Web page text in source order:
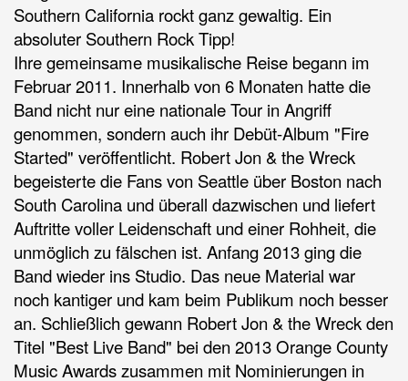
Southern California rockt ganz gewaltig. Ein
absoluter Southern Rock Tipp!
Ihre gemeinsame musikalische Reise begann im
Februar 2011. Innerhalb von 6 Monaten hatte die
Band nicht nur eine nationale Tour in Angriff
genommen, sondern auch ihr Debüt-Album "Fire
Started" veröffentlicht. Robert Jon & the Wreck
begeisterte die Fans von Seattle über Boston nach
South Carolina und überall dazwischen und liefert
Auftritte voller Leidenschaft und einer Rohheit, die
unmöglich zu fälschen ist. Anfang 2013 ging die
Band wieder ins Studio. Das neue Material war
noch kantiger und kam beim Publikum noch besser
an. Schließlich gewann Robert Jon & the Wreck den
Titel "Best Live Band" bei den 2013 Orange County
Music Awards zusammen mit Nominierungen in